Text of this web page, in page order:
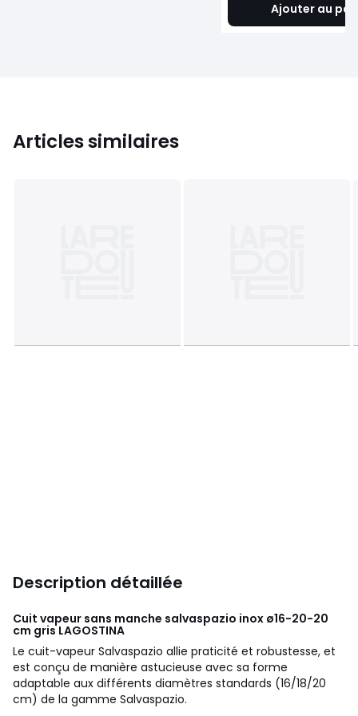
Ajouter au
Articles similaires
Description détaillée
Cuit vapeur sans manche salvaspazio inox ø16-20-20
cm grisLAGOSTINA
Le cuit-vapeur Salvaspazio allie praticité et robustesse, et
est conçu de manière astucieuse avec sa forme
adaptable aux différents diamètres standards (16/18/20
cm) de la gamme Salvaspazio.